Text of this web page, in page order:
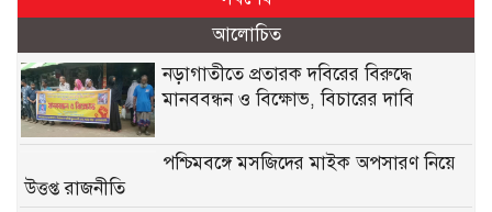
আলোচিত
নড়াগাতীতে প্রতারক দবিরের বিরুদ্ধে
মানববন্ধন ও বিক্ষোভ, বিচারের দাবি
পশ্চিমবঙ্গে মসজিদের মাইক অপসারণ নিয়ে
উত্তপ্ত রাজনীতি